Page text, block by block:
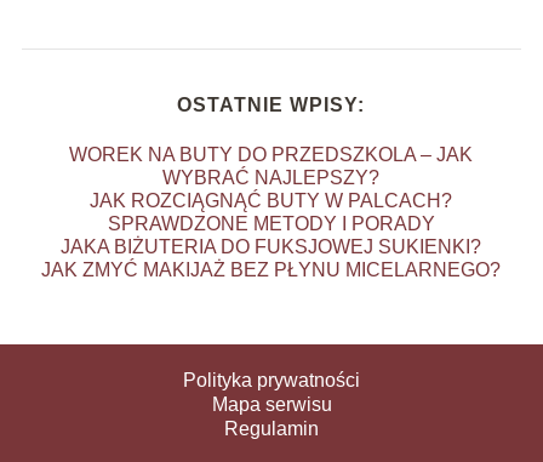
OSTATNIE WPISY:
WOREK NA BUTY DO PRZEDSZKOLA – JAK
WYBRAĆ NAJLEPSZY?
JAK ROZCIĄGNĄĆ BUTY W PALCACH?
SPRAWDZONE METODY I PORADY
JAKA BIŻUTERIA DO FUKSJOWEJ SUKIENKI?
JAK ZMYĆ MAKIJAŻ BEZ PŁYNU MICELARNEGO?
Polityka prywatności
Mapa serwisu
Regulamin